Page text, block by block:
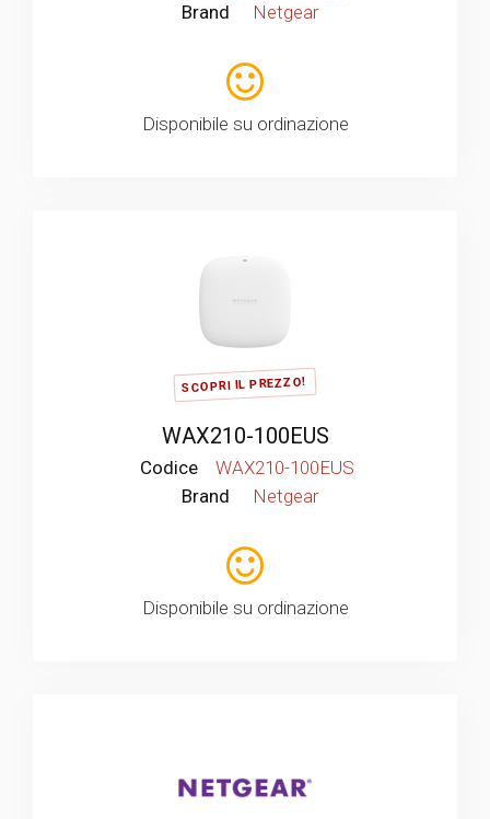
Brand
Netgear
Disponibile su ordinazione
SCOPRI IL PREZZO!
WAX210-100EUS
Codice
WAX210-100EUS
Brand
Netgear
Disponibile su ordinazione